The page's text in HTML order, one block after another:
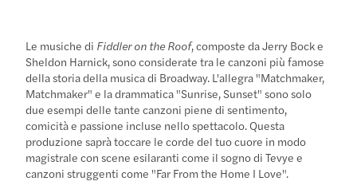
Le musiche di Fiddler on the Roof, composte da Jerry Bock e
Sheldon Harnick, sono considerate tra le canzoni più famose
della storia della musica di Broadway. L'allegra "Matchmaker,
Matchmaker" e la drammatica "Sunrise, Sunset" sono solo
due esempi delle tante canzoni piene di sentimento,
comicità e passione incluse nello spettacolo. Questa
produzione saprà toccare le corde del tuo cuore in modo
magistrale con scene esilaranti come il sogno di Tevye e
canzoni struggenti come "Far From the Home I Love".